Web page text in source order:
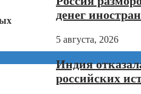
денег
5 августа, 2026
Индия
российских